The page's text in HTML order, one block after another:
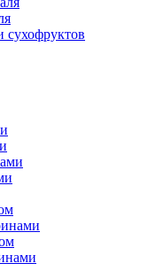
сухофруктов